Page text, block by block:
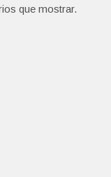
que mostrar.